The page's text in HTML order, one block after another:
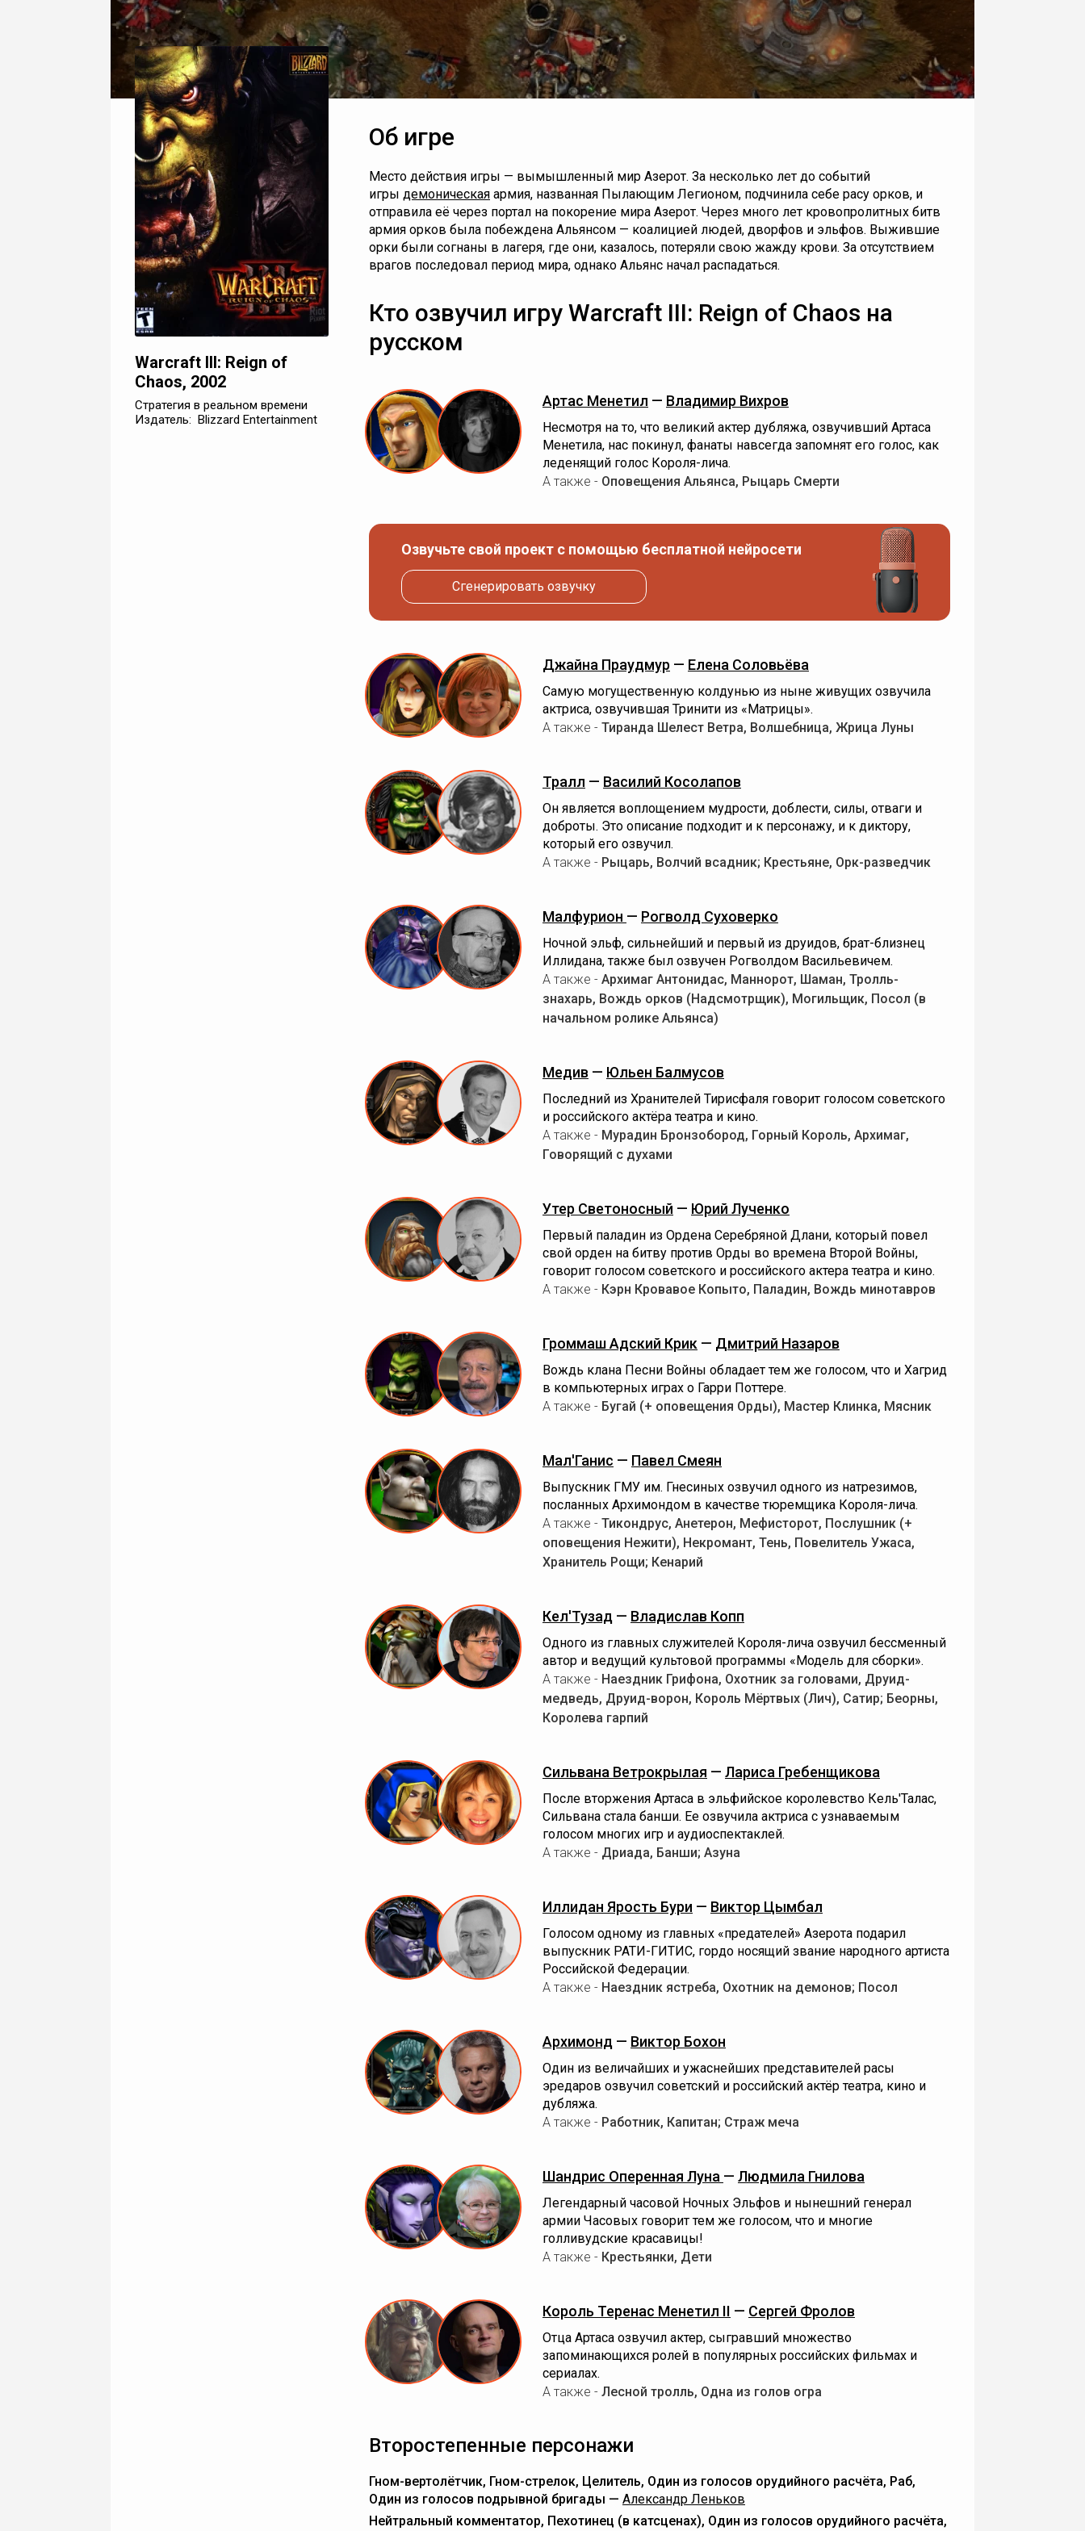
Warcraft III: Reign of
Chaos, 2002
Стратегия в реальном времени
Издатель: Blizzard Entertainment
Об игре
Место действия игры — вымышленный мир Азерот. За несколько лет до событий
игры демоническая армия, названная Пылающим Легионом, подчинила себе расу орков, и
отправила её через портал на покорение мира Азерот. Через много лет кровопролитных битв
армия орков была побеждена Альянсом — коалицией людей, дворфов и эльфов. Выжившие
орки были согнаны в лагеря, где они, казалось, потеряли свою жажду крови. За отсутствием
врагов последовал период мира, однако Альянс начал распадаться.
Кто озвучил игру Warcraft III: Reign of Chaos на
русском
Артас Менетил — Владимир Вихров
Несмотря на то, что великий актер дубляжа, озвучивший Артаса
Менетила, нас покинул, фанаты навсегда запомнят его голос, как
леденящий голос Короля-лича.
А также - Оповещения Альянса, Рыцарь Смерти
Озвучьте свой проект с помощью бесплатной нейросети
Сгенерировать озвучку
Джайна Праудмур — Елена Соловьёва
Самую могущественную колдунью из ныне живущих озвучила
актриса, озвучившая Тринити из «Матрицы».
А также - Тиранда Шелест Ветра, Волшебница, Жрица Луны
Тралл — Василий Косолапов
Он является воплощением мудрости, доблести, силы, отваги и
доброты. Это описание подходит и к персонажу, и к диктору,
который его озвучил.
А также - Рыцарь, Волчий всадник; Крестьяне, Орк-разведчик
Малфурион — Рогволд Суховерко
Ночной эльф, сильнейший и первый из друидов, брат-близнец
Иллидана, также был озвучен Рогволдом Васильевичем.
А также - Архимаг Антонидас, Маннорот, Шаман, Тролль-
знахарь, Вождь орков (Надсмотрщик), Могильщик, Посол (в
начальном ролике Альянса)
Медив — Юльен Балмусов
Последний из Хранителей Тирисфаля говорит голосом советского
и российского актёра театра и кино.
А также - Мурадин Бронзобород, Горный Король, Архимаг,
Говорящий с духами
Утер Светоносный — Юрий Лученко
Первый паладин из Ордена Серебряной Длани, который повел
свой орден на битву против Орды во времена Второй Войны,
говорит голосом советского и российского актера театра и кино.
А также - Кэрн Кровавое Копыто, Паладин, Вождь минотавров
Громмаш Адский Крик — Дмитрий Назаров
Вождь клана Песни Войны обладает тем же голосом, что и Хагрид
в компьютерных играх о Гарри Поттере.
А также - Бугай (+ оповещения Орды), Мастер Клинка, Мясник
Мал'Ганис — Павел Смеян
Выпускник ГМУ им. Гнесиных озвучил одного из натрезимов,
посланных Архимондом в качестве тюремщика Короля-лича.
А также - Тикондрус, Анетерон, Мефисторот, Послушник (+
оповещения Нежити), Некромант, Тень, Повелитель Ужаса,
Хранитель Рощи; Кенарий
Кел'Тузад — Владислав Копп
Одного из главных служителей Короля-лича озвучил бессменный
автор и ведущий культовой программы «Модель для сборки».
А также - Наездник Грифона, Охотник за головами, Друид-
медведь, Друид-ворон, Король Мёртвых (Лич), Сатир; Беорны,
Королева гарпий
Сильвана Ветрокрылая — Лариса Гребенщикова
После вторжения Артаса в эльфийское королевство Кель'Талас,
Сильвана стала банши. Ее озвучила актриса с узнаваемым
голосом многих игр и аудиоспектаклей.
А также - Дриада, Банши; Азуна
Иллидан Ярость Бури — Виктор Цымбал
Голосом одному из главных «предателей» Азерота подарил
выпускник РАТИ-ГИТИС, гордо носящий звание народного артиста
Российской Федерации.
А также - Наездник ястреба, Охотник на демонов; Посол
Архимонд — Виктор Бохон
Один из величайших и ужаснейших представителей расы
эредаров озвучил советский и российский актёр театра, кино и
дубляжа.
А также - Работник, Капитан; Страж меча
Шандрис Оперенная Луна — Людмила Гнилова
Легендарный часовой Ночных Эльфов и нынешний генерал
армии Часовых говорит тем же голосом, что и многие
голливудские красавицы!
А также - Крестьянки, Дети
Король Теренас Менетил II — Сергей Фролов
Отца Артаса озвучил актер, сыгравший множество
запоминающихся ролей в популярных российских фильмах и
сериалах.
А также - Лесной тролль, Одна из голов огра
Второстепенные персонажи
Гном-вертолётчик, Гном-стрелок, Целитель, Один из голосов орудийного расчёта, Раб,
Один из голосов подрывной бригады — Александр Леньков
Нейтральный комментатор, Пехотинец (в катсценах), Один из голосов орудийного расчёта,